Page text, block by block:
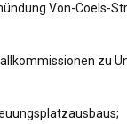
Von-Coels-
zu